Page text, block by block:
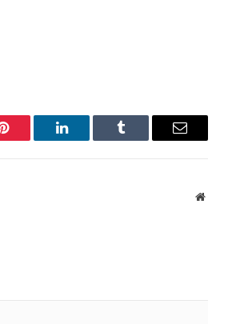
Pinterest LinkedIn Tumblr Email
Website